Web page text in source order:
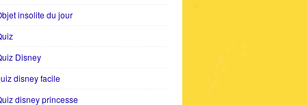
insolite du jour
Disney
disney facile
disney princesse